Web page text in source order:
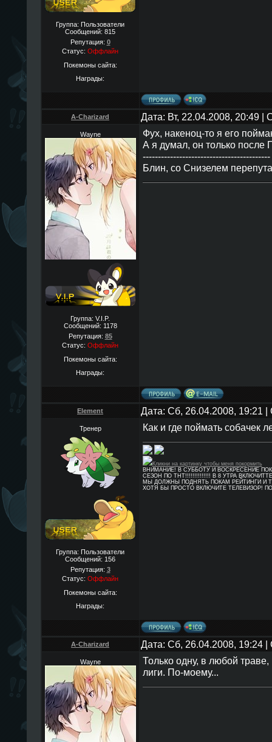
Группа: Пользователи
Сообщений: 815
Репутация: 0
Статус: Оффлайн
Покемоны сайта:
Награды:
A-Charizard Дата: Вт, 22.04.2008, 20:49
Wayne
Группа: V.I.P.
Сообщений: 1178
Репутация: 85
Статус: Оффлайн
Покемоны сайта:
Награды:
Фух, накеноц-то я его
А я думал, он только после
------------------------------------------
Блин, со Снизелем
Element Дата: Сб, 26.04.2008, 19:21
Тренер
Группа: Пользователи
Сообщений: 156
Репутация: 3
Статус: Оффлайн
Покемоны сайта:
Награды:
Как и где поймать собачек
Кликни на картинку чтобы меня покормить
ВНИМАНИЕ! В СУББОТУ И ВОСКРЕСЕНИЕ
СЕЗОН ПО ТНТ!!!!!!!!!!!!!! В 8 УТРА
МЫ ДОЛЖНЫ ПОДНЯТЬ ПОКАМ РЕЙТИНГИ И
ХОТЯ БЫ ПРОСТО ВКЛЮЧИТЕ ТЕЛЕВИЗОР!
A-Charizard Дата: Сб, 26.04.2008, 19:24
Wayne
Только одну, в любой
лиги. По-моему...